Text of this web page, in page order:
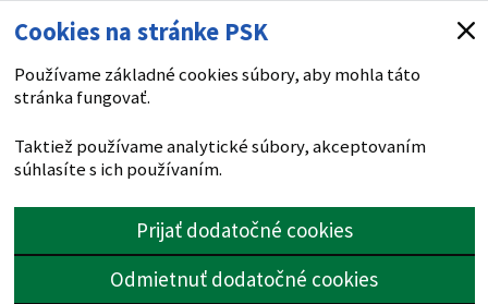
Cookies na stránke PSK
Používame základné cookies súbory, aby mohla táto
stránka fungovať.
Taktiež používame analytické súbory, akceptovaním
súhlasíte s ich používaním.
Prijať dodatočné cookies
Odmietnuť dodatočné cookies